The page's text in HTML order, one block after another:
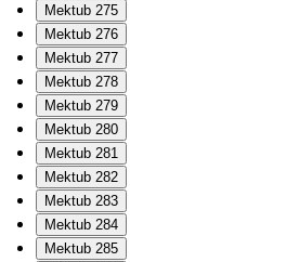
Mektub 275
Mektub 276
Mektub 277
Mektub 278
Mektub 279
Mektub 280
Mektub 281
Mektub 282
Mektub 283
Mektub 284
Mektub 285